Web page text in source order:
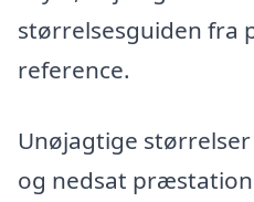
størrelsesguiden fra
reference.
Unøjagtige
og nedsat